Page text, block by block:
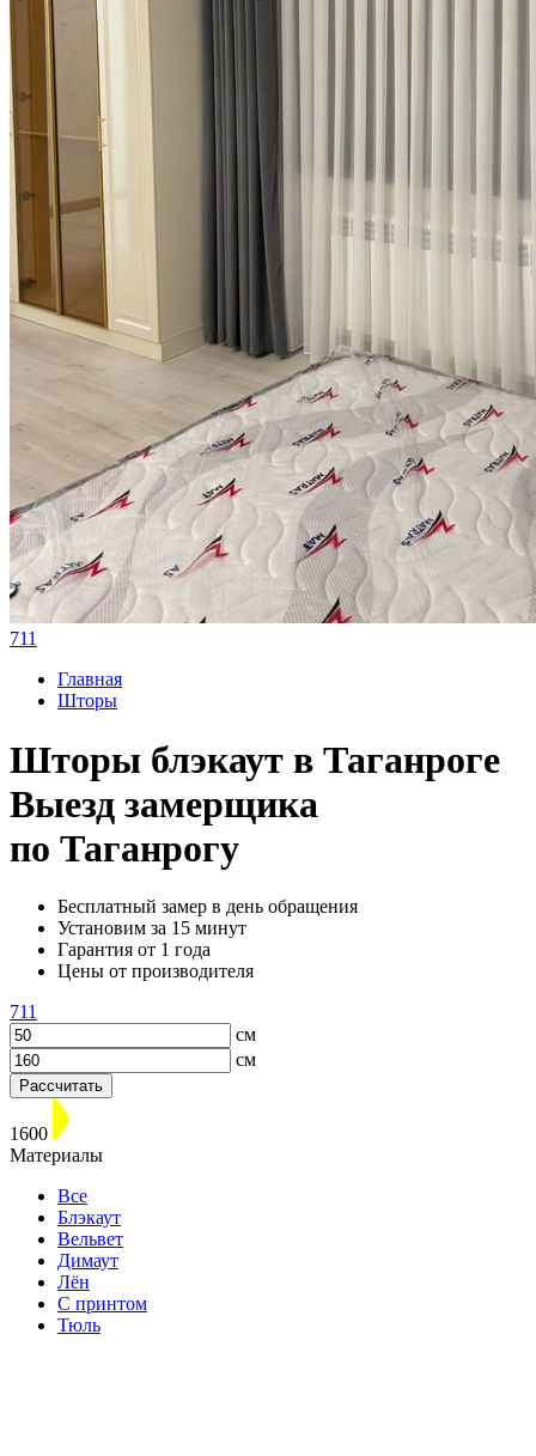
711
Главная
Шторы
Шторы блэкаут в Таганроге
Выезд замерщика
по Таганрогу
Бесплатный замер в день обращения
Установим за 15 минут
Гарантия от 1 года
Цены от производителя
711
см
см
Рассчитать
1600
Материалы
Все
Блэкаут
Вельвет
Димаут
Лён
С принтом
Тюль